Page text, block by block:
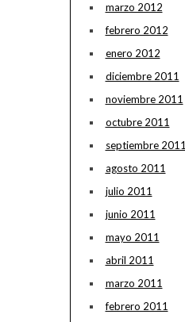
marzo 2012
febrero 2012
enero 2012
diciembre 2011
noviembre 2011
octubre 2011
septiembre 2011
agosto 2011
julio 2011
junio 2011
mayo 2011
abril 2011
marzo 2011
febrero 2011